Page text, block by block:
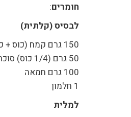
חומרים:
לבסיס (קלתית)
150 גרם קמח (כוס + כף)
50 גרם (1/4 כוס) סוכר
100 גרם חמאה
1 חלמון
למלית